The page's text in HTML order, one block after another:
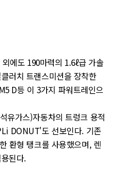
에도 190마력의 1.6ℓ급 가솔
러치 트랜스미션을 장착한
D등 이 3가지 파워트레인으
유가스)자동차의 트렁크 용적
DONUT'도 선보인다. 기존
환형 탱크를 사용했으며, 렌
된다.